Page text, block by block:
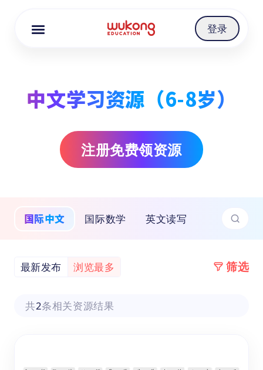
登录
中文学习资源（6-8岁）
注册免费领资源
国际中文 国际数学 英文读写
最新发布 浏览最多 筛选
共2条相关资源结果